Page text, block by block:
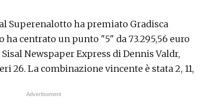
Superenalotto ha premiato Gradisca
ha centrato un punto "5" da 73.295,56 euro
Newspaper Express di Dennis Valdr,
26. La combinazione vincente è stata 2, 11,